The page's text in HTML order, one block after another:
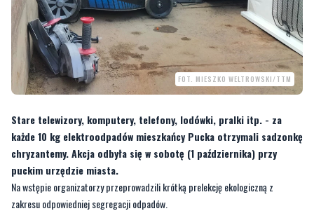
FOT. MIESZKO WELTROWSKI/TTM
Stare telewizory, komputery, telefony, lodówki, pralki itp. - za
każde 10 kg elektroodpadów mieszkańcy Pucka otrzymali sadzonkę
puckim urzędzie miasta.
Na wstępie organizatorzy przeprowadzili krótką prelekcję ekologiczną z
zakresu odpowiedniej segregacji odpadów.
Mieszkańcy przynosili zepsute urządzenia RTV, duże i małe AGD oraz świetlówki
i oświetlenie LED.
—Za 10 kilogramów elektroodpadów mieszkańcy dostają sadzonkę chryzantemy.